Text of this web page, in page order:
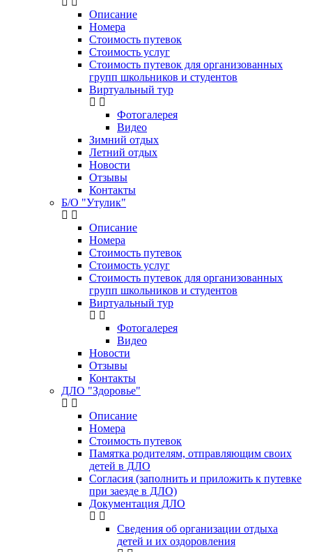
Описание
Номера
Стоимость путевок
Стоимость услуг
Стоимость путевок для организованных
групп школьников и студентов
Виртуальный тур
Фотогалерея
Видео
Зимний отдых
Летний отдых
Новости
Отзывы
Контакты
Б/О "Утулик"
Описание
Номера
Стоимость путевок
Стоимость услуг
Стоимость путевок для организованных
групп школьников и студентов
Виртуальный тур
Фотогалерея
Видео
Новости
Отзывы
Контакты
ДЛО "Здоровье"
Описание
Номера
Стоимость путевок
Памятка родителям, отправляющим своих
детей в ДЛО
Согласия (заполнить и приложить к путевке
при заезде в ДЛО)
Документация ДЛО
Сведения об организации отдыха
детей и их оздоровления